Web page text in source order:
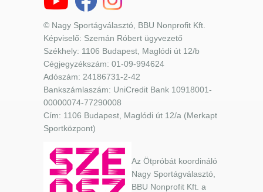
© Nagy Sportágválasztó, BBU Nonprofit Kft.
Képviselő: Szemán Róbert ügyvezető
Székhely: 1106 Budapest, Maglódi út 12/b
Cégjegyzékszám: 01-09-994624
Adószám: 24186731-2-42
Bankszámlaszám: UniCredit Bank 10918001-
00000074-77290008
Cím: 1106 Budapest, Maglódi út 12/a (Merkapt
Sportközpont)
Az Ötpróbát koordináló
Nagy Sportágválasztó,
BBU Nonprofit Kft. a